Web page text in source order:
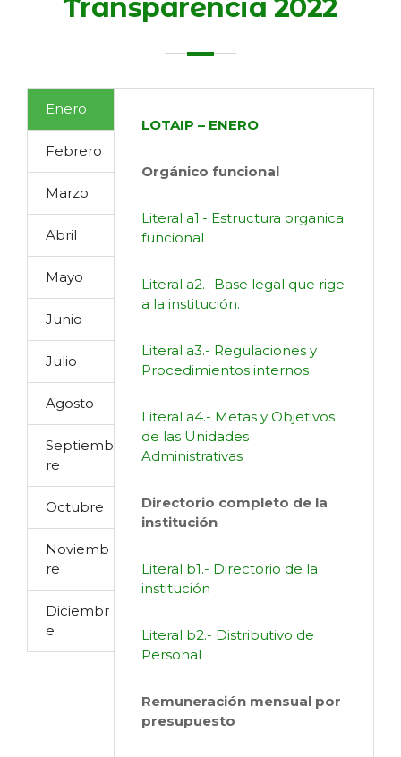
Transparencia 2022
Enero
Febrero
Marzo
Abril
Mayo
Junio
Julio
Agosto
Septiemb
re
Octubre
Noviemb
re
Diciembr
e
LOTAIP – ENERO
Orgánico funcional
Literal a1.- Estructura organica
funcional
Literal a2.- Base legal que rige
a la institución.
Literal a3.- Regulaciones y
Procedimientos internos
Literal a4.- Metas y Objetivos
de las Unidades
Administrativas
Directorio completo de la
institución
Literal b1.- Directorio de la
institución
Literal b2.- Distributivo de
Personal
Remuneración mensual por
presupuesto